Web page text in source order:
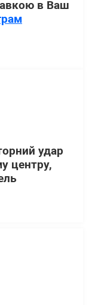
в Ваш
удар
центру,